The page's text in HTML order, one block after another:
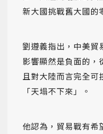
新大國挑戰舊大國的
劉遵義指出，中美貿
影響顯然是負面的，
且對大陸而言完全可
「天塌不下來」。
他認為，貿易戰有希